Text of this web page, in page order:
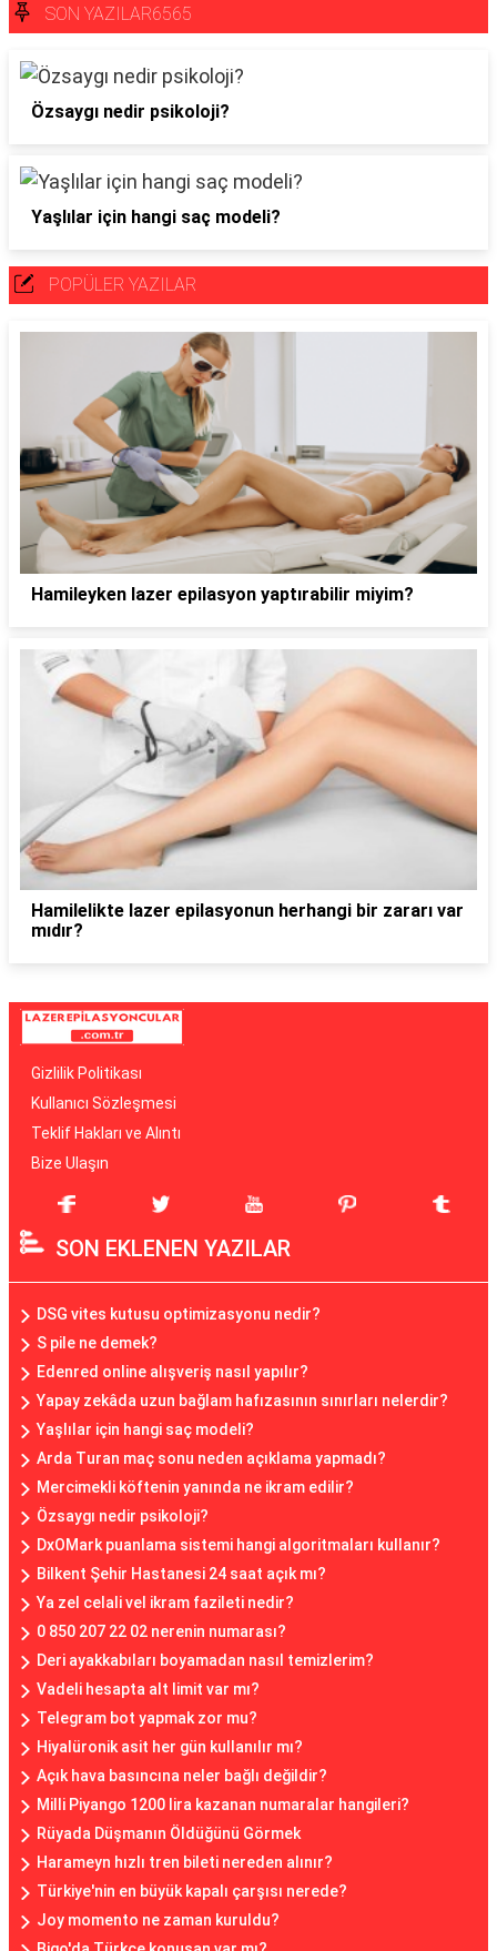
SON YAZILAR6565
Özsaygı nedir psikoloji?
Yaşlılar için hangi saç modeli?
POPÜLER YAZILAR
Hamileyken lazer epilasyon yaptırabilir miyim?
Hamilelikte lazer epilasyonun herhangi bir zararı var
mıdır?
Gizlilik Politikası
Kullanıcı Sözleşmesi
Teklif Hakları ve Alıntı
Bize Ulaşın
SON EKLENEN YAZILAR
DSG vites kutusu optimizasyonu nedir?
S pile ne demek?
Edenred online alışveriş nasıl yapılır?
Yapay zekâda uzun bağlam hafızasının sınırları nelerdir?
Yaşlılar için hangi saç modeli?
Arda Turan maç sonu neden açıklama yapmadı?
Mercimekli köftenin yanında ne ikram edilir?
Özsaygı nedir psikoloji?
DxOMark puanlama sistemi hangi algoritmaları kullanır?
Bilkent Şehir Hastanesi 24 saat açık mı?
Ya zel celali vel ikram fazileti nedir?
0 850 207 22 02 nerenin numarası?
Deri ayakkabıları boyamadan nasıl temizlerim?
Vadeli hesapta alt limit var mı?
Telegram bot yapmak zor mu?
Hiyalüronik asit her gün kullanılır mı?
Açık hava basıncına neler bağlı değildir?
Milli Piyango 1200 lira kazanan numaralar hangileri?
Rüyada Düşmanın Öldüğünü Görmek
Harameyn hızlı tren bileti nereden alınır?
Türkiye'nin en büyük kapalı çarşısı nerede?
Joy momento ne zaman kuruldu?